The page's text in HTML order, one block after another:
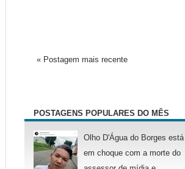
« Postagem mais recente
POSTAGENS POPULARES DO MÊS
Olho D'Água do Borges está
em choque com a morte do